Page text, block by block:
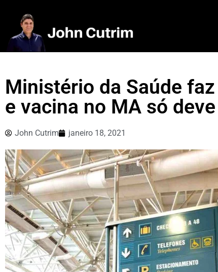
Ministério da Saúde
e vacina no MA só
John Cutrim janeiro 18, 2021